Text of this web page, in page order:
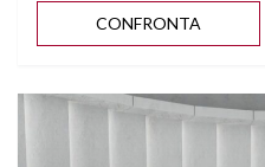
CONFRONTA
Vedi dettagli